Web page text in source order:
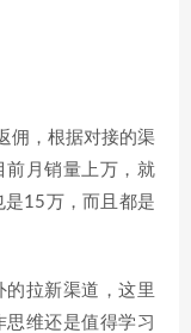
佣，根据对接的渠
前月销量上万，就
15万，而且都是
拉新渠道，这里
维还是值得学习